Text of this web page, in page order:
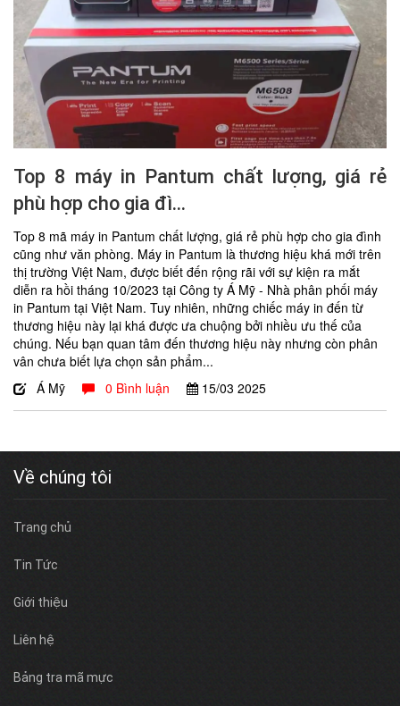
Top 8 máy in Pantum chất lượng, giá rẻ
phù hợp cho gia đì...
Top 8 mã máy in Pantum chất lượng, giá rẻ phù hợp cho gia đình
cũng như văn phòng. Máy in Pantum là thương hiệu khá mới trên
thị trường Việt Nam, được biết đến rộng rãi với sự kiện ra mắt
diễn ra hồi tháng 10/2023 tại Công ty Á Mỹ - Nhà phân phối máy
in Pantum tại Việt Nam. Tuy nhiên, những chiếc máy in đến từ
thương hiệu này lại khá được ưa chuộng bởi nhiều ưu thế của
chúng. Nếu bạn quan tâm đến thương hiệu này nhưng còn phân
vân chưa biết lựa chọn sản phẩm...
Á Mỹ
0 Bình luận 15/03 2025
Về chúng tôi
Trang chủ
Tin Tức
Giới thiệu
Liên hệ
Bảng tra mã mực